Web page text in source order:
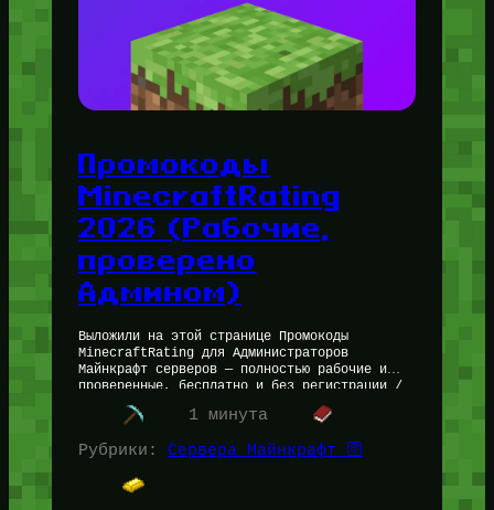
Промокоды
MinecraftRating
2026 (Рабочие,
проверено
Админом)
Выложили на этой странице Промокоды
MinecraftRating для Администраторов
Майнкрафт серверов — полностью рабочие и
проверенные, бесплатно и без регистрации /
указания EMAIL. Промокоды дают скидку
вплоть до 30% на Раскрутку…
1 минута
Рубрики: Сервера Майнкрафт 🛜